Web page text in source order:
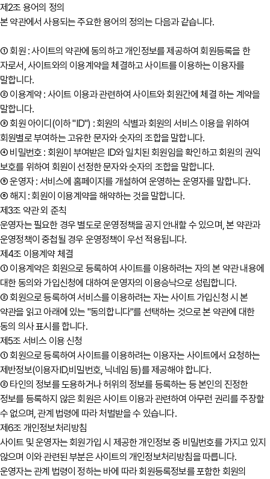
제2조 용어의 정의
본 약관에서 사용되는 주요한 용어의 정의는 다음과 같습니다.
① 회원 : 사이트의 약관에 동의하고 개인정보를 제공하여 회원등록을 한
자로서, 사이트와의 이용계약을 체결하고 사이트를 이용하는 이용자를
말합니다.
② 이용계약 : 사이트 이용과 관련하여 사이트와 회원간에 체결 하는 계약을
말합니다.
③ 회원 아이디(이하 "ID") : 회원의 식별과 회원의 서비스 이용을 위하여
회원별로 부여하는 고유한 문자와 숫자의 조합을 말합니다.
④ 비밀번호 : 회원이 부여받은 ID와 일치된 회원임을 확인하고 회원의 권익
보호를 위하여 회원이 선정한 문자와 숫자의 조합을 말합니다.
⑤ 운영자 : 서비스에 홈페이지를 개설하여 운영하는 운영자를 말합니다.
⑥ 해지 : 회원이 이용계약을 해약하는 것을 말합니다.
제3조 약관 외 준칙
운영자는 필요한 경우 별도로 운영정책을 공지 안내할 수 있으며, 본 약관과
운영정책이 중첩될 경우 운영정책이 우선 적용됩니다.
제4조 이용계약 체결
① 이용계약은 회원으로 등록하여 사이트를 이용하려는 자의 본 약관 내용에
대한 동의와 가입신청에 대하여 운영자의 이용승낙으로 성립합니다.
② 회원으로 등록하여 서비스를 이용하려는 자는 사이트 가입신청 시 본
약관을 읽고 아래에 있는 "동의합니다"를 선택하는 것으로 본 약관에 대한
동의 의사 표시를 합니다.
제5조 서비스 이용 신청
① 회원으로 등록하여 사이트를 이용하려는 이용자는 사이트에서 요청하는
제반정보(이용자ID,비밀번호, 닉네임 등)를 제공해야 합니다.
② 타인의 정보를 도용하거나 허위의 정보를 등록하는 등 본인의 진정한
정보를 등록하지 않은 회원은 사이트 이용과 관련하여 아무런 권리를 주장할
수 없으며, 관계 법령에 따라 처벌받을 수 있습니다.
제6조 개인정보처리방침
사이트 및 운영자는 회원가입 시 제공한 개인정보 중 비밀번호를 가지고 있지
않으며 이와 관련된 부분은 사이트의 개인정보처리방침을 따릅니다.
운영자는 관계 법령이 정하는 바에 따라 회원등록정보를 포함한 회원의